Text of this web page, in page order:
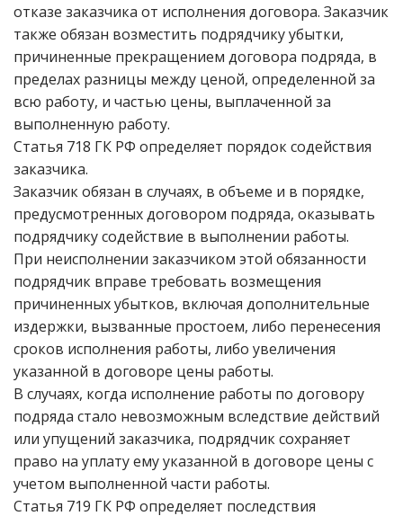
отказе заказчика от исполнения договора. Заказчик
также обязан возместить подрядчику убытки,
причиненные прекращением договора подряда, в
пределах разницы между ценой, определенной за
всю работу, и частью цены, выплаченной за
выполненную работу.
Статья 718 ГК РФ определяет порядок содействия
заказчика.
Заказчик обязан в случаях, в объеме и в порядке,
предусмотренных договором подряда, оказывать
подрядчику содействие в выполнении работы.
При неисполнении заказчиком этой обязанности
подрядчик вправе требовать возмещения
причиненных убытков, включая дополнительные
издержки, вызванные простоем, либо перенесения
сроков исполнения работы, либо увеличения
указанной в договоре цены работы.
В случаях, когда исполнение работы по договору
подряда стало невозможным вследствие действий
или упущений заказчика, подрядчик сохраняет
право на уплату ему указанной в договоре цены с
учетом выполненной части работы.
Статья 719 ГК РФ определяет последствия